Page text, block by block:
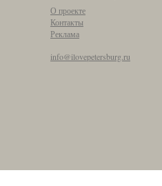
О проекте
Контакты
Реклама
info@ilovepetersburg.ru